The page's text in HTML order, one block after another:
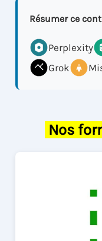
Résumer ce
Perplexity
Grok
Nos